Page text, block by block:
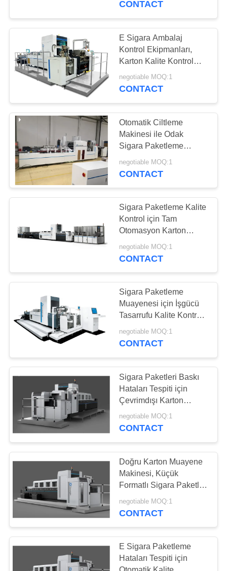
CONTACT
E Sigara Ambalaj
Kontrol Ekipmanları,
Karton Kalite Kontrol
Sistemi
negotiable MOQ:1
CONTACT
Otomatik Ciltleme
Makinesi ile Odak
Sigara Paketleme
Muayene Sistemi
negotiable MOQ:1
CONTACT
Sigara Paketleme Kalite
Kontrol için Tam
Otomasyon Karton
Muayene Makinesi
negotiable MOQ:1
CONTACT
Sigara Paketleme
Muayenesi için İşgücü
Tasarrufu Kalite Kontrol
Görüş Sistemleri
negotiable MOQ:1
CONTACT
Sigara Paketleri Baskı
Hataları Tespiti için
Çevrimdışı Karton
Muayene Makinesi
negotiable MOQ:1
CONTACT
Doğru Karton Muayene
Makinesi, Küçük
Formatlı Sigara Paketleri
Baskı Muayene Sistemi
negotiable MOQ:1
CONTACT
E Sigara Paketleme
Hataları Tespiti için